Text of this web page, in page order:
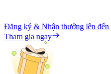
Đăng ký & Nhận thưởng lên đến
Tham gia ngay